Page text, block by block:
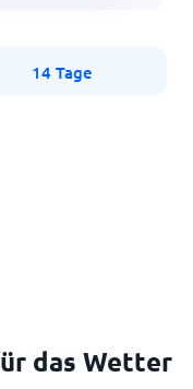
14 Tage
das Wetter